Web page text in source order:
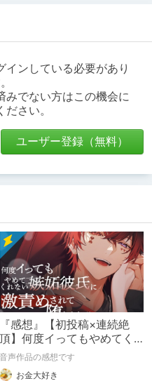
インしている必要があり
みでない方はこの機会に
さい。
ユーザー登録（無料）
『感想』【初投稿×連続絶
頂】何度イってもやめてく
れない嫉妬彼氏に激責めさ
れて堕とされる。
音声作品の感想です
お金大好き